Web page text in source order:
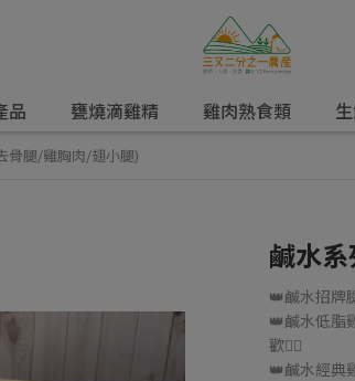
品 甕燒滴雞精 雞肉熟食類
骨腿/雞胸肉/翅小腿)
鹹水
👑鹹水招牌
👑鹹水低脂
歡👍🏻
👑鹹水經典